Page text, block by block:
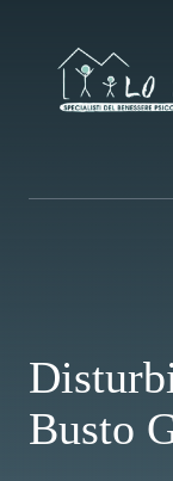
contenuto
Busto